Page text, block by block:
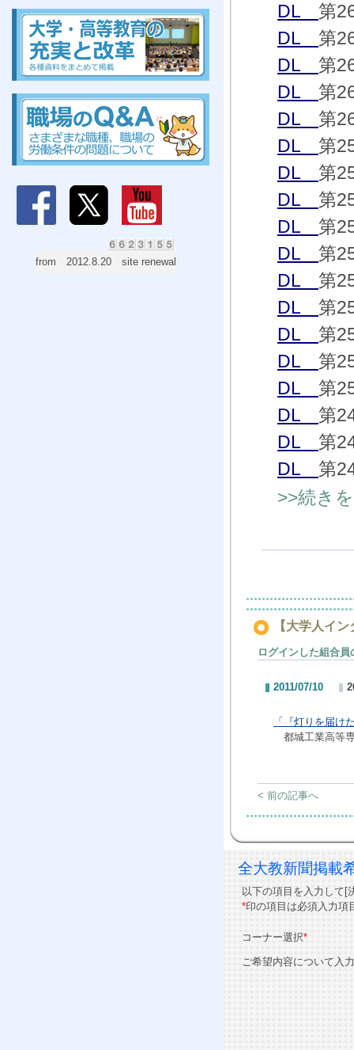
from 2012.8.20 site renewal
DL 第
DL 第
DL 第
DL 第
DL 第
DL 第
DL 第
DL 第
DL 第
DL 第
DL 第
DL 第
DL 第
DL 第
DL 第
DL 第
DL 第
DL 第
>>続き
【大学人イ
ログインした組合
2011/07/10
「『灯りを届
都城工業高等
< 前の記事へ
全大教新聞掲載
以下の項目を入力して[
*印の項目は必須入力項
コーナー選択*
ご希望内容について入